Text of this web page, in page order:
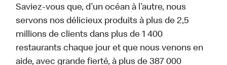
Saviez-vous que, d’un océan à l’autre, nous
servons nos délicieux produits à plus de 2,5
millions de clients dans plus de 1 400
restaurants chaque jour et que nous venons en
aide, avec grande fierté, à plus de 387 000